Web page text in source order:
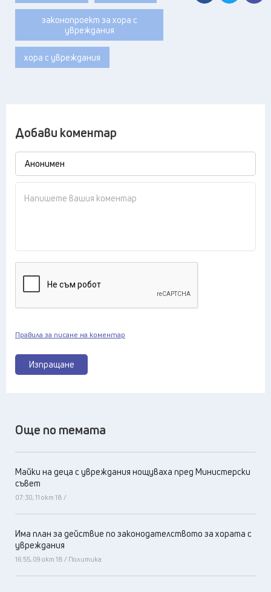
законопроект за хора с
увреждания
хора с увреждания
Добави коментар
Изпращане
Правила за писане на коментар
Още по темата
Майки на деца с увреждания нощуваха пред Министерски
съвет
07:30, 11 окт 18 /
Има план за действие по законодателството за хората с
увреждания
16:55, 09 окт 18 / Политика